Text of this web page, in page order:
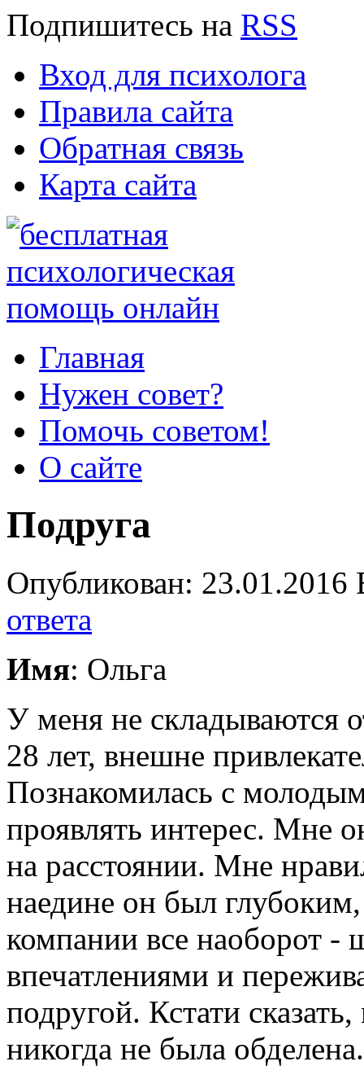
Подпишитесь на RSS
Вход для психолога
Правила сайта
Обратная связь
Карта сайта
Главная
Нужен совет?
Помочь советом!
О сайте
Подруга
Опубликован:
ответа
Имя: Ольга
У меня не складываются
28 лет, внешне
Познакомилась с
проявлять интерес. Мне
на расстоянии. Мне
наедине он был
компании все наоборот -
впечатлениями и
подругой. Кстати
никогда не была обделена.